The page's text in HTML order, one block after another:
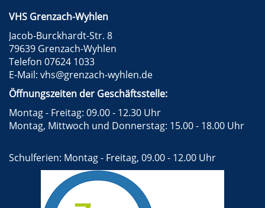
VHS Grenzach-Wyhlen
Jacob-Burckhardt-Str. 8
79639 Grenzach-Wyhlen
Telefon 07624 1033
E-Mail: vhs@grenzach-wyhlen.de
Öffnungszeiten der Geschäftsstelle:
Montag - Freitag: 09.00 - 12.30 Uhr
Montag, Mittwoch und Donnerstag: 15.00 - 18.00 Uhr
Schulferien: Montag - Freitag, 09.00 - 12.00 Uhr